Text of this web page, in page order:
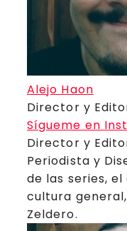
Alejo Haon
Director y
Sígueme en
Director y
Periodista y
de las series,
cultura
Zeldero.